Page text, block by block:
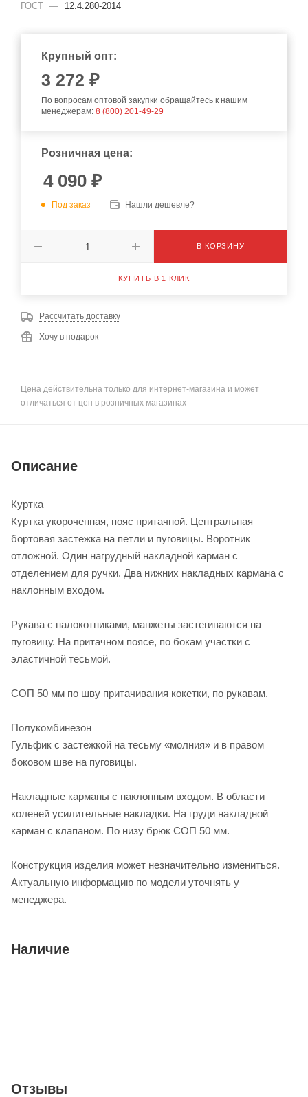
ГОСТ — 12.4.280-2014
Крупный опт:
3 272 ₽
По вопросам оптовой закупки обращайтесь к нашим
менеджерам: 8 (800) 201-49-29
Розничная цена:
4 090 ₽
Под заказ Нашли дешевле?
В КОРЗИНУ
КУПИТЬ В 1 КЛИК
Рассчитать доставку
Хочу в подарок
Цена действительна только для интернет-магазина и может
отличаться от цен в розничных магазинах
Описание
Куртка
Куртка укороченная, пояс притачной. Центральная
бортовая застежка на петли и пуговицы. Воротник
отложной. Один нагрудный накладной карман с
отделением для ручки. Два нижних накладных кармана с
наклонным входом.
Рукава с налокотниками, манжеты застегиваются на
пуговицу. На притачном поясе, по бокам участки с
эластичной тесьмой.
СОП 50 мм по шву притачивания кокетки, по рукавам.
Полукомбинезон
Гульфик с застежкой на тесьму «молния» и в правом
боковом шве на пуговицы.
Накладные карманы с наклонным входом. В области
коленей усилительные накладки. На груди накладной
карман с клапаном. По низу брюк СОП 50 мм.
Конструкция изделия может незначительно измениться.
Актуальную информацию по модели уточнять у
менеджера.
Наличие
Отзывы